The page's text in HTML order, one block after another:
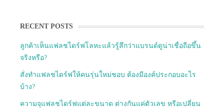
RECENT POSTS
ลูกค้าเห็นแฟลชไดร์ฟโลหะแล้วรู้สึกว่าแบรนด์ดูน่าเชื่อถือขึ้น
จริงหรือ?
สั่งทำแฟลชไดร์ฟให้คนรุ่นใหม่ชอบ ต้องมีองค์ประกอบอะไร
บ้าง?
ความจุแฟลชไดร์ฟแต่ละขนาด ต่างกันแค่ตัวเลข หรือเปลี่ยน